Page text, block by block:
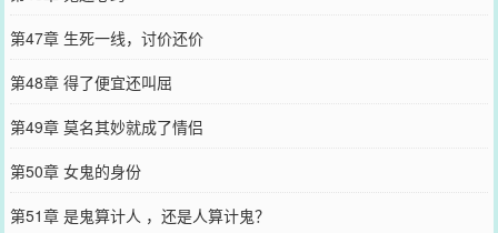
第47章 生死一线，讨价还价
第48章 得了便宜还叫屈
第49章 莫名其妙就成了情侣
第50章 女鬼的身份
第51章 是鬼算计人 ，还是人算计鬼？